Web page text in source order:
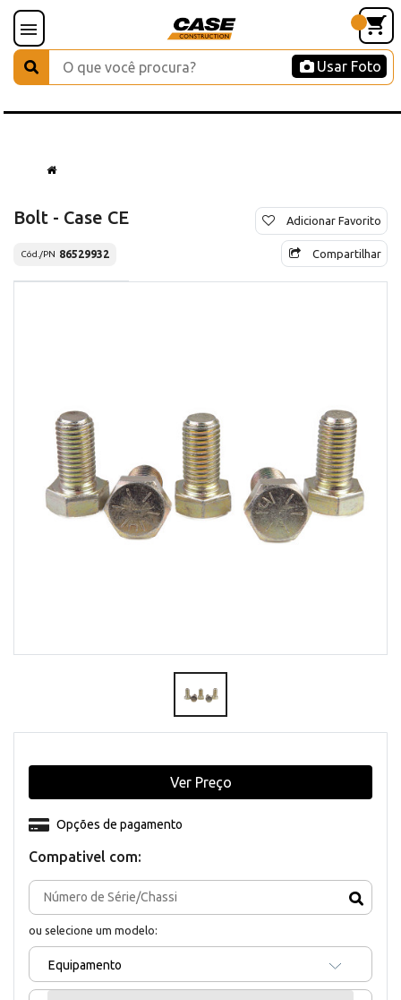
Usar Foto
Bolt - Case CE
Cód./PN 86529932
Adicionar Favorito
Compartilhar
Compativel com:
ou selecione um modelo:
Equipamento
Opções de pagamento
Ver Preço